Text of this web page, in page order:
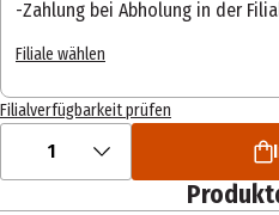
Zahlung bei Abholung in der
Filiale wählen
Filialverfügbarkeit prüfen
1